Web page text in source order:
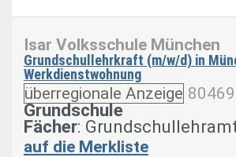
Isar Volksschule München
Grundschullehrkraft (m/w/d) in
Werkdienstwohnung
überregionale Anzeige
Grundschule
Fächer:
auf die Merkliste